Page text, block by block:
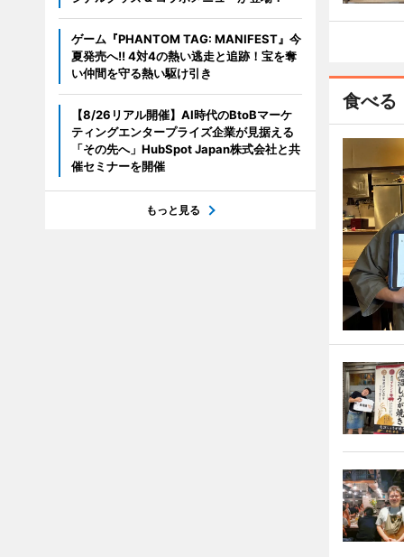
食べる
ゲーム『PHANTOM TAG: MANIFEST』今
夏発売へ!! 4対4の熱い逃走と追跡！宝を奪
い仲間を守る熱い駆け引き
【8/26リアル開催】AI時代のBtoBマーケ
ティングエンタープライズ企業が見据える
「その先へ」HubSpot Japan株式会社と共
催セミナーを開催
もっと見る